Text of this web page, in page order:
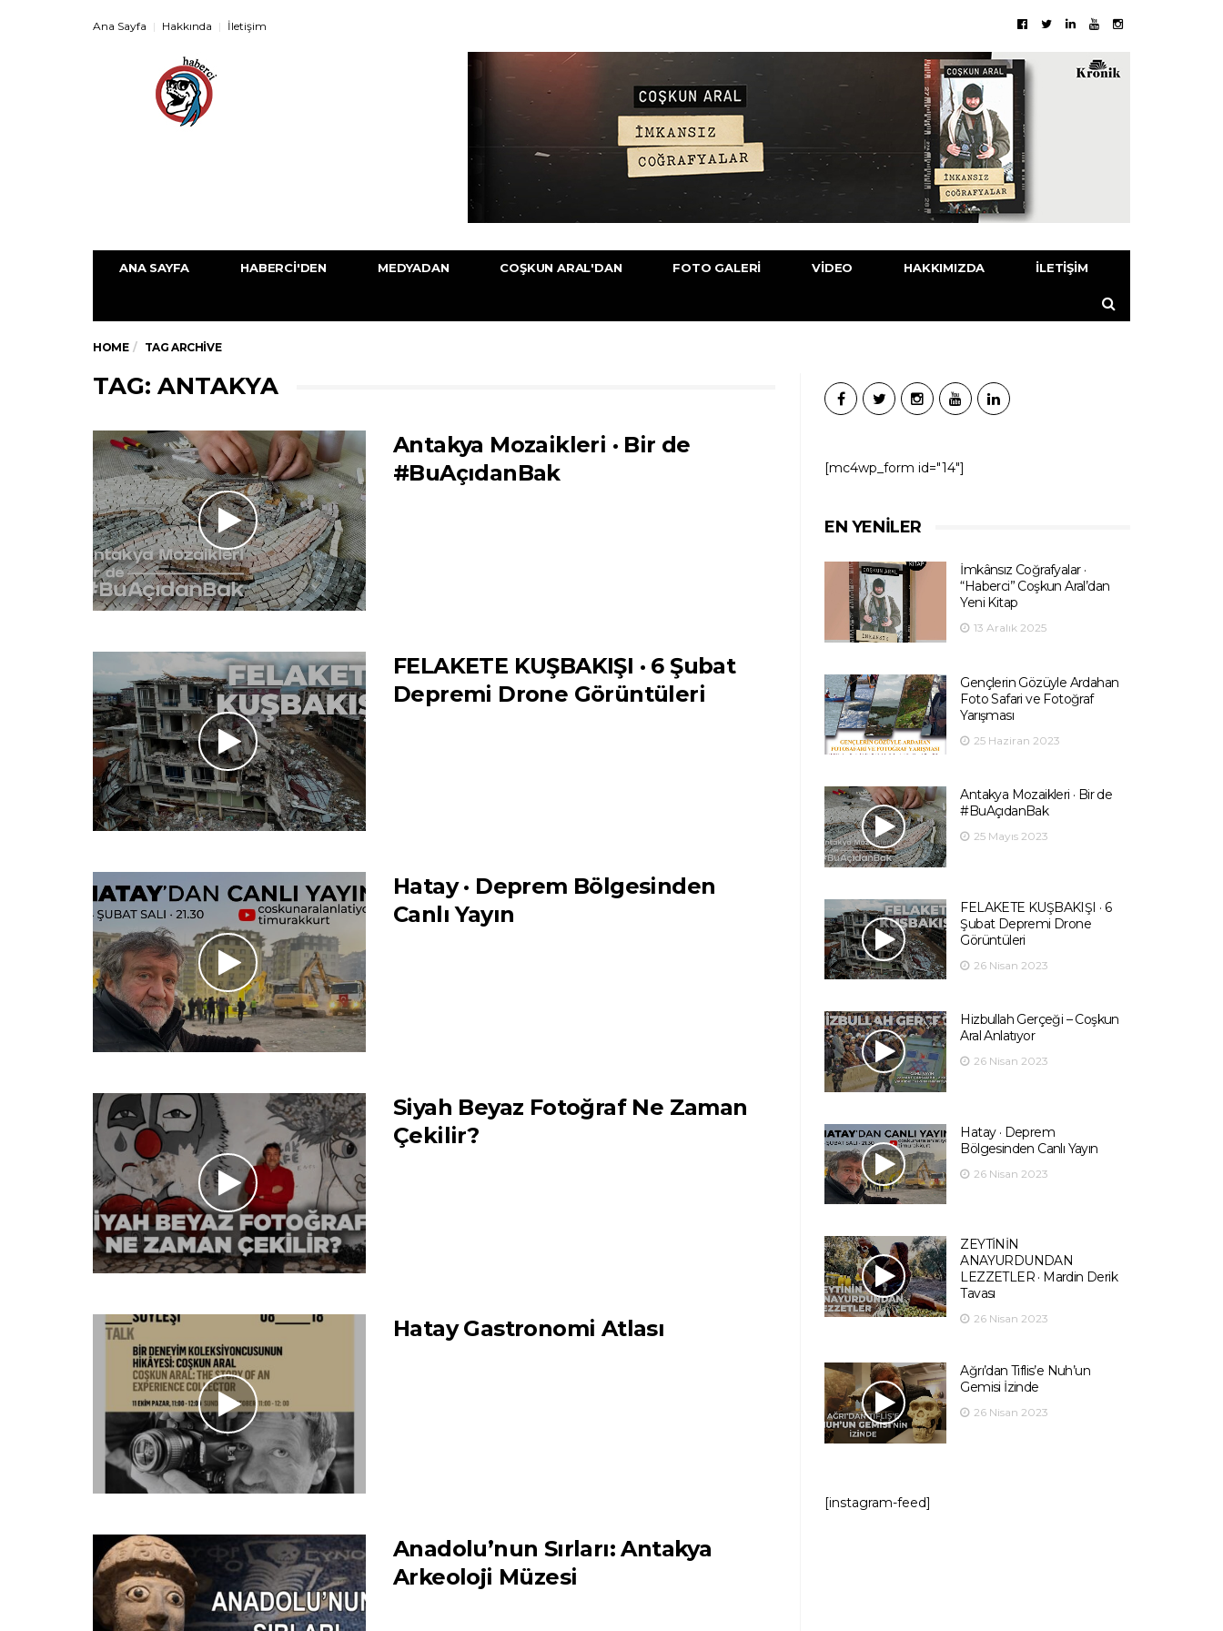
Ana Sayfa Hakkında İletişim
ANA SAYFA HABERCI'DEN MEDYADAN COŞKUN ARAL'DAN FOTO GALERI VIDEO HAKKIMIZDA İLETIŞIM
HOME TAG ARCHIVE
TAG: ANTAKYA
Antakya Mozaikleri · Bir de
#BuAçıdanBak
FELAKETE KUŞBAKIŞI · 6 Şubat
Depremi Drone Görüntüleri
Hatay · Deprem Bölgesinden
Canlı Yayın
Siyah Beyaz Fotoğraf Ne Zaman
Çekilir?
Hatay Gastronomi Atlası
Anadolu’nun Sırları: Antakya
Arkeoloji Müzesi
[mc4wp_form id="14"]
EN YENILER
İmkânsız Coğrafyalar ·
“Haberci” Coşkun Aral’dan
Yeni Kitap
13 Aralık 2025
Gençlerin Gözüyle Ardahan
Foto Safari ve Fotoğraf
Yarışması
25 Haziran 2023
Antakya Mozaikleri · Bir de
#BuAçıdanBak
25 Mayıs 2023
FELAKETE KUŞBAKIŞI · 6
Şubat Depremi Drone
Görüntüleri
26 Nisan 2023
Hizbullah Gerçeği – Coşkun
Aral Anlatıyor
26 Nisan 2023
Hatay · Deprem
Bölgesinden Canlı Yayın
26 Nisan 2023
ZEYTİNİN
ANAYURDUNDAN
LEZZETLER · Mardin Derik
Tavası
26 Nisan 2023
Ağrı’dan Tiflis’e Nuh’un
Gemisi İzinde
26 Nisan 2023
[instagram-feed]